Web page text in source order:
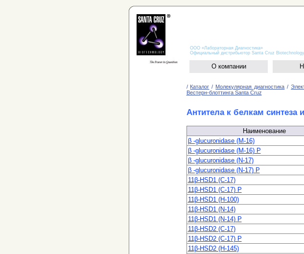
ООО «Лабораторная Диагностика»
Официальный дистрибьютор Santa Cruz
О компании
/ Каталог / Молекулярная диагностика /
Вестерн-блоттинга Santa Cruz
Антитела к белкам синтеза
Наименование
β -glucuronidase (M-16)
β -glucuronidase (M-16) P
β -glucuronidase (N-17)
β -glucuronidase (N-17) P
11β-HSD1 (C-17)
11β-HSD1 (C-17) P
11β-HSD1 (H-100)
11β-HSD1 (N-14)
11β-HSD1 (N-14) P
11β-HSD2 (C-17)
11β-HSD2 (C-17) P
11β-HSD2 (H-145)